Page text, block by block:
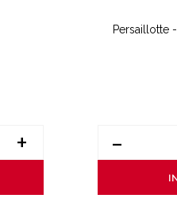
+
Persaillotte
-